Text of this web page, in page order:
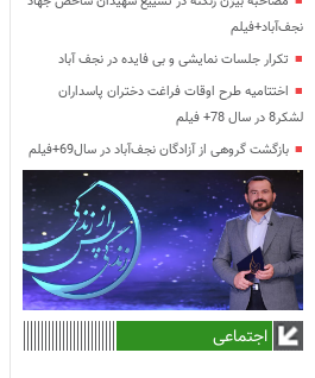
نجف‌آباد+فیلم
تکرار جلسات نمایشی و بی فایده در نجف آباد
اختتامیه طرح اوقات فراغت دختران پاسداران
لشکر8 در سال 78+ فیلم
بازگشت گروهی از آزادگان نجف‌آباد در سال69+فیلم
اجتماعی